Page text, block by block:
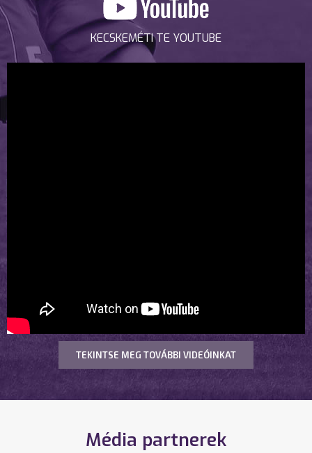
KECSKEMÉTI TE YOUTUBE
TEKINTSE MEG TOVÁBBI VIDEÓINKAT
Média partnerek